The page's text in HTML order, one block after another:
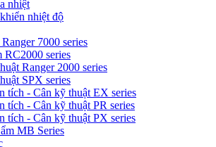
nhiệt
nhiệt độ
7000 series
RC2000 series
Ranger 2000 series
SPX series
tích - Cân kỹ thuật EX series
tích - Cân kỹ thuật PR series
tích - Cân kỹ thuật PX series
MB Series